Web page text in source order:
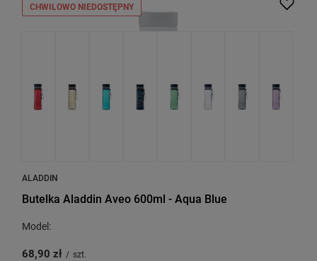
CHWILOWO NIEDOSTĘPNY
ALADDIN
Butelka Aladdin Aveo 600ml - Aqua Blue
Model:
68,90 zł / szt.